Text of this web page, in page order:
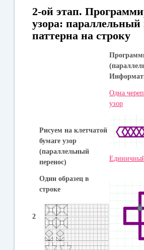
2-ой этап.
узора: параллельный
паттерна на строку
2
Рисуем на клетчатой
бумаге узор
(параллельный
перенос)
Один образец в
строке
Одна
узор